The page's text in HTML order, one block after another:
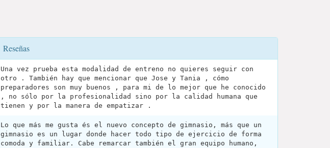
Reseñas
Una vez prueba esta modalidad de entreno no quieres seguir con
otro . También hay que mencionar que Jose y Tania , cómo
preparadores son muy buenos , para mi de lo mejor que he conocido
, no sólo por la profesionalidad sino por la calidad humana que
tienen y por la manera de empatizar .
Lo que más me gusta és el nuevo concepto de gimnasio, más que un
gimnasio es un lugar donde hacer todo tipo de ejercicio de forma
comoda y familiar. Cabe remarcar también el gran equipo humano,